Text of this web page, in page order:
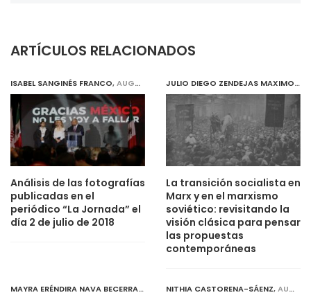
ARTÍCULOS RELACIONADOS
ISABEL SANGINÉS FRANCO,AUGUST 1, 2019
Análisis de las fotografías
publicadas en el
periódico “La Jornada” el
día 2 de julio de 2018
JULIO DIEGO ZENDEJAS MAXIMO
,
La transición socialista en
Marx y en el marxismo
soviético: revisitando la
visión clásica para pensar
las propuestas
contemporáneas
MAYRA ERÉNDIRA NAVA BECERRA
,JULY 31, 2019NITHIA CASTORENA-SÁENZ,AUGUST 1, 2019